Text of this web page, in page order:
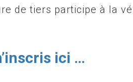
de tiers participe à la
ici …